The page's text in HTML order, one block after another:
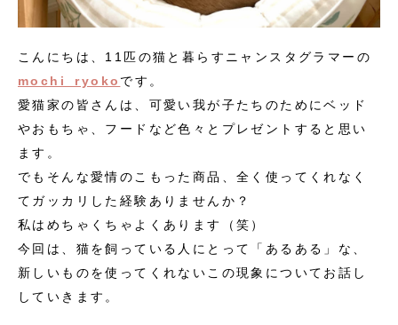
こんにちは、11匹の猫と暮らすニャンスタグラマーの
mochi_ryoko です。
愛猫家の皆さんは、可愛い我が子たちのためにベッド
やおもちゃ、フードなど色々とプレゼントすると思い
ます。
でもそんな愛情のこもった商品、全く使ってくれなく
てガッカリした経験ありませんか？
私はめちゃくちゃよくあります（笑）
今回は、猫を飼っている人にとって「あるある」な、
新しいものを使ってくれないこの現象についてお話し
していきます。